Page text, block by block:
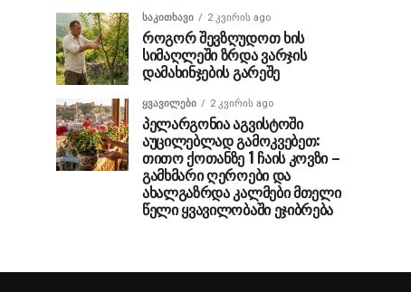
ᲡᲐᲙᲘᲗᲮᲐᲕᲘ 2 კვირის ago
როგორ შევზღუდოთ ხის
სიმაღლეში ზრდა ვარჯის
დამახინჯების გარეშე
ᲧᲕᲐᲕᲘᲚᲔᲑᲘ 2 კვირის ago
პელარგონია აგვისტოში
აუცილებლად გამოკვებეთ:
თითო ქოთანზე 1 ჩაის კოვზი –
გამხმარი ღეროები და
ახალგაზრდა კალმები მთელი
წელი ყვავილობაში ეჯიბრება